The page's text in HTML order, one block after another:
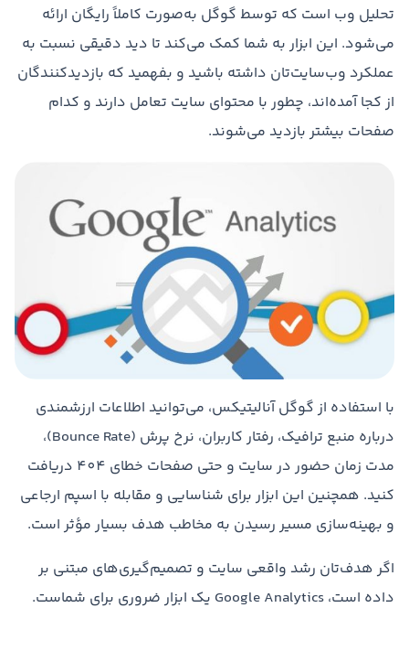
تحلیل وب است که توسط گوگل به‌صورت کاملاً رایگان ارائه
می‌شود. این ابزار به شما کمک می‌کند تا دید دقیقی نسبت به
عملکرد وب‌سایت‌تان داشته باشید و بفهمید که بازدیدکنندگان
از کجا آمده‌اند، چطور با محتوای سایت تعامل دارند و کدام
صفحات بیشتر بازدید می‌شوند.
با استفاده از گوگل آنالیتیکس، می‌توانید اطلاعات ارزشمندی
درباره منبع ترافیک، رفتار کاربران، نرخ پرش (Bounce Rate)،
مدت زمان حضور در سایت و حتی صفحات خطای 404 دریافت
کنید. همچنین این ابزار برای شناسایی و مقابله با اسپم ارجاعی
و بهینه‌سازی مسیر رسیدن به مخاطب هدف بسیار مؤثر است.
اگر هدف‌تان رشد واقعی سایت و تصمیم‌گیری‌های مبتنی بر
داده است، Google Analytics یک ابزار ضروری برای شماست.